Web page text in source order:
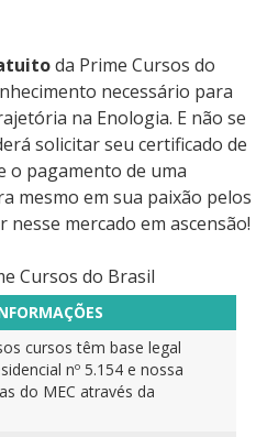
da Prime Cursos do
necessário para
na Enologia. E não se
solicitar seu certificado de
o pagamento de uma
mesmo em sua paixão pelos
mercado em ascensão!
Cursos do Brasil
cursos têm base legal
nº 5.154 e nossa
do MEC através da